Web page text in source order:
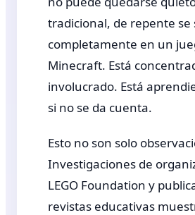
tradicional, de repente se
completamente en un
Minecraft. Está
involucrado. Está
si no se da cuenta.
Esto no son solo
Investigaciones de
LEGO Foundation y
revistas educativas